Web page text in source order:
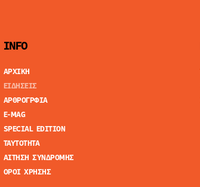
INFO
ΑΡΧΙΚΗ
ΕΙΔΗΣΕΙΣ
ΑΡΘΡΟΓΡΦΙΑ
E-MAG
SPECIAL EDITION
ΤΑΥΤΟΤΗΤΑ
ΑΙΤΗΣΗ ΣΥΝΔΡΟΜΗΣ
ΟΡΟΙ ΧΡΗΣΗΣ